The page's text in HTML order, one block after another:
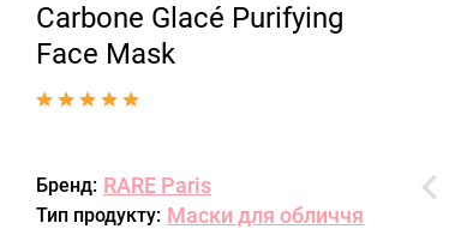
Carbone Glacé Purifying
Face Mask
Бренд: RARE Paris
Тип продукту: Маски для обличчя